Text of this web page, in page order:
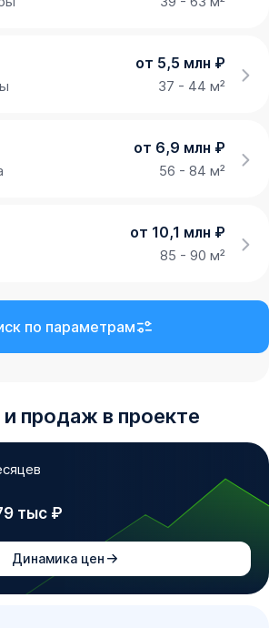
от 5,5 млн ₽
37 - 44 м²
от 6,9 млн ₽
56 - 84 м²
от 10,1 млн ₽
85 - 90 м²
по параметрам
и продаж в проекте
тыс ₽
Динамика цен